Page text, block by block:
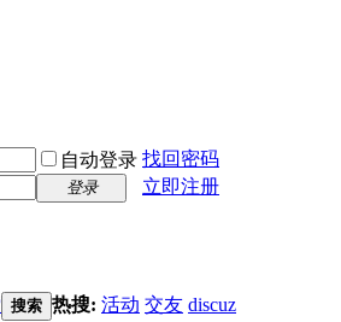
自动登录 找回密码
登录
立即注册
搜索 热搜: 活动 交友 discuz